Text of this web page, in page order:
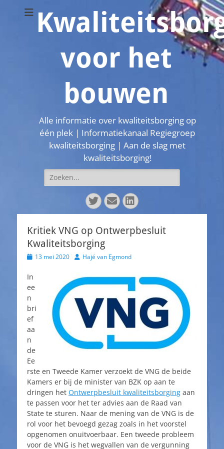
voor het
bouwen
Alle informatie over kwaliteitsborging op
één plek | Informatiekanaal Regiegroep
kwaliteitsborging | Aan de slag met
kwaliteitsborging!
Zoeken
naar:
Twitter
E-
mail
LinkedIn
Kritiek VNG op Ontwerpbesluit
Kwaliteitsborging
Geplaatst
13 mei 2020 AuteurHajé van Egmond
In
ee
n
bri
ef
aa
n
de
Ee
rste en Tweede Kamer verzoekt de VNG de beide
Kamers er bij de minister van BZK op aan te
dringen het Ontwerpbesluit kwaliteitsborging aan
te passen voor het ter advies aan de Raad van
State te sturen. Naar de mening van de VNG is de
rol voor het bevoegd gezag zoals in het voorstel
opgenomen onuitvoerbaar. Een tweede probleem
voor de VNG is het wegvallen van de vergunning